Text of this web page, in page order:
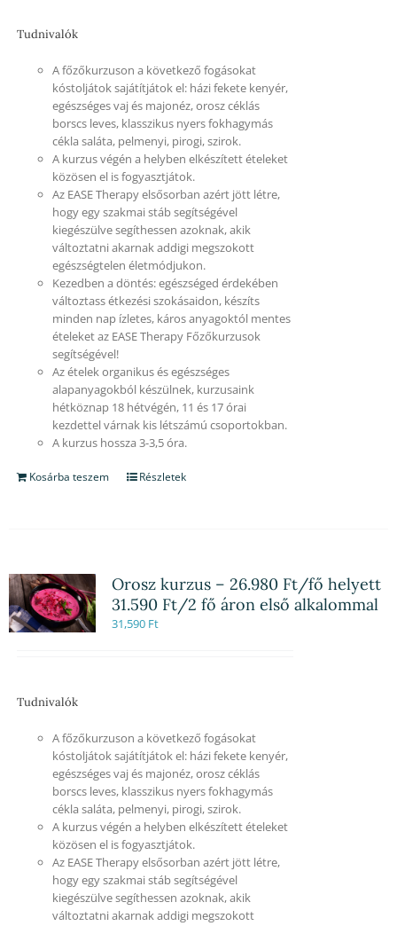
Tudnivalók
A főzőkurzuson a következő fogásokat
kóstoljátok sajátítjátok el: házi fekete kenyér,
egészséges vaj és majonéz, orosz céklás
borscs leves, klasszikus nyers fokhagymás
cékla saláta, pelmenyi, pirogi, szirok.
A kurzus végén a helyben elkészített ételeket
közösen el is fogyasztjátok.
Az EASE Therapy elsősorban azért jött létre,
hogy egy szakmai stáb segítségével
kiegészülve segíthessen azoknak, akik
változtatni akarnak addigi megszokott
egészségtelen életmódjukon.
Kezedben a döntés: egészséged érdekében
változtass étkezési szokásaidon, készíts
minden nap ízletes, káros anyagoktól mentes
ételeket az EASE Therapy Főzőkurzusok
segítségével!
Az ételek organikus és egészséges
alapanyagokból készülnek, kurzusaink
hétköznap 18 hétvégén, 11 és 17 órai
kezdettel várnak kis létszámú csoportokban.
A kurzus hossza 3-3,5 óra.
Kosárba teszem Részletek
Orosz kurzus – 26.980 Ft/fő helyett
31.590 Ft/2 fő áron első alkalommal
31,590 Ft
Tudnivalók
A főzőkurzuson a következő fogásokat
kóstoljátok sajátítjátok el: házi fekete kenyér,
egészséges vaj és majonéz, orosz céklás
borscs leves, klasszikus nyers fokhagymás
cékla saláta, pelmenyi, pirogi, szirok.
A kurzus végén a helyben elkészített ételeket
közösen el is fogyasztjátok.
Az EASE Therapy elsősorban azért jött létre,
hogy egy szakmai stáb segítségével
kiegészülve segíthessen azoknak, akik
változtatni akarnak addigi megszokott